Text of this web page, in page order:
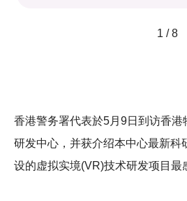
1 / 8
香港警务署代表於5月9日到访香
研发中心，并获介绍本中心最新科
设的虚拟实境(VR)技术研发项目最